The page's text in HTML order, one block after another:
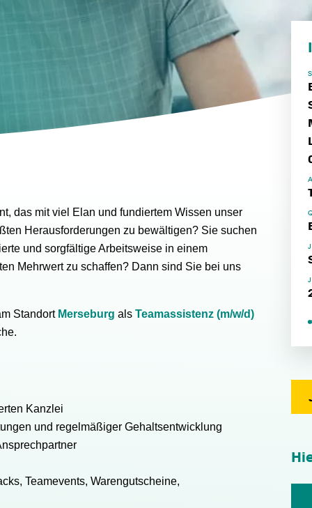
das mit viel Elan und fundiertem Wissen unser
Herausforderungen zu bewältigen? Sie suchen
und sorgfältige Arbeitsweise in einem
Mehrwert zu schaffen? Dann sind Sie bei uns
Standort Merseburg als Teamassistenz (m/w/d)
Kanzlei
und regelmäßiger Gehaltsentwicklung
Teamevents, Warengutscheine,